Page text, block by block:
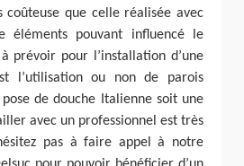
coûteuse que celle réalisée avec
éléments pouvant influencé le
prévoir pour l’installation d’une
l’utilisation ou non de parois
de douche Italienne soit une
avec un professionnel est très
pas à faire appel à notre